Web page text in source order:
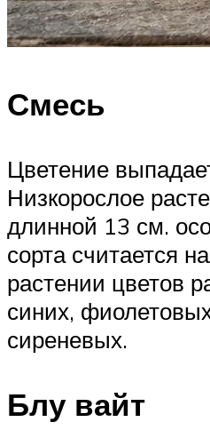
Смесь
Цветение
Низкорослое
длинной 13 см.
сорта считается
растении цветов
синих,
сиреневых.
Блу вайт